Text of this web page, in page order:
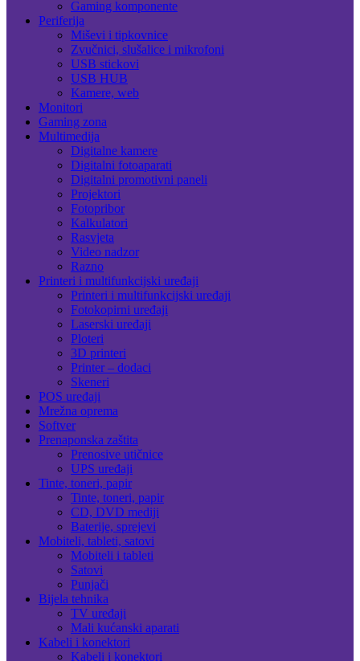
Gaming komponente
Periferija
Miševi i tipkovnice
Zvučnici, slušalice i mikrofoni
USB stickovi
USB HUB
Kamere, web
Monitori
Gaming zona
Multimedija
Digitalne kamere
Digitalni fotoaparati
Digitalni promotivni paneli
Projektori
Fotopribor
Kalkulatori
Rasvjeta
Video nadzor
Razno
Printeri i multifunkcijski uređaji
Printeri i multifunkcijski uređaji
Fotokopirni uređaji
Laserski uređaji
Ploteri
3D printeri
Printer – dodaci
Skeneri
POS uređaji
Mrežna oprema
Softver
Prenaponska zaštita
Prenosive utičnice
UPS uređaji
Tinte, toneri, papir
Tinte, toneri, papir
CD, DVD mediji
Baterije, sprejevi
Mobiteli, tableti, satovi
Mobiteli i tableti
Satovi
Punjači
Bijela tehnika
TV uređaji
Mali kućanski aparati
Kabeli i konektori
Kabeli i konektori